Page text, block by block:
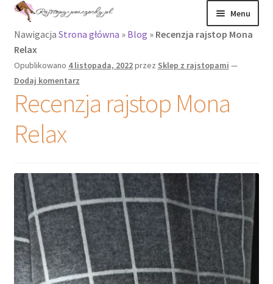
Menu
Rajstopy
Rajstopy Orirose
Pończochy i
zakolanówki
Wszystkie
produkty
Recenzje
Nawigacja Strona główna » Blog » Recenzja rajstop Mona
Relax
Opublikowano 4 listopada, 2022przez Sklep z rajstopami —
Dodaj komentarz
Recenzja rajstop Mona
Relax